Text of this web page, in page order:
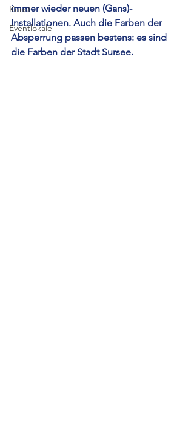
Kunst
Eventlokale
immer wieder neuen (Gans)-
Installationen. Auch die Farben der
Absperrung passen bestens: es sind
die Farben der Stadt Sursee.